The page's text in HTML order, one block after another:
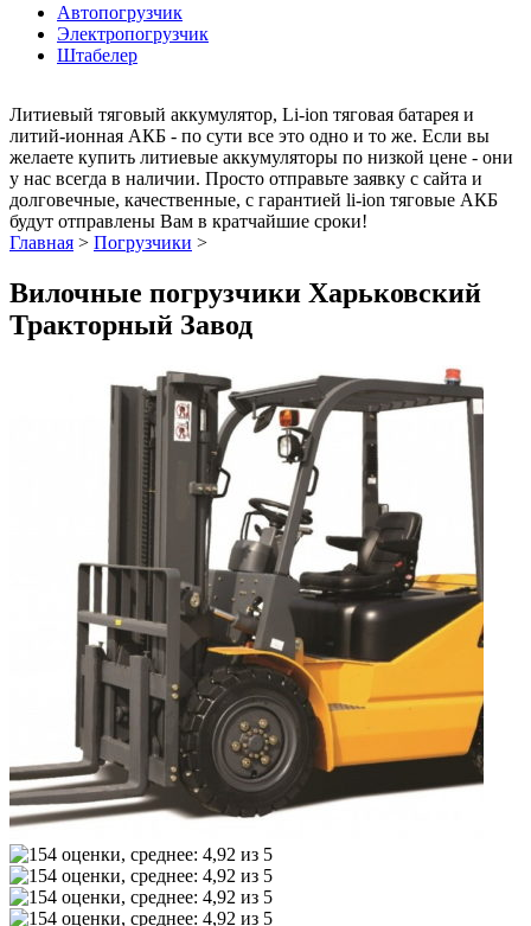
Автопогрузчик
Электропогрузчик
Штабелер
Литиевый тяговый аккумулятор, Li-ion тяговая батарея и
литий-ионная АКБ - по сути все это одно и то же. Если вы
желаете купить литиевые аккумуляторы по низкой цене - они
у нас всегда в наличии. Просто отправьте заявку с сайта и
долговечные, качественные, с гарантией li-ion тяговые АКБ
будут отправлены Вам в кратчайшие сроки!
Главная > Погрузчики >
Вилочные погрузчики Харьковский
Тракторный Завод